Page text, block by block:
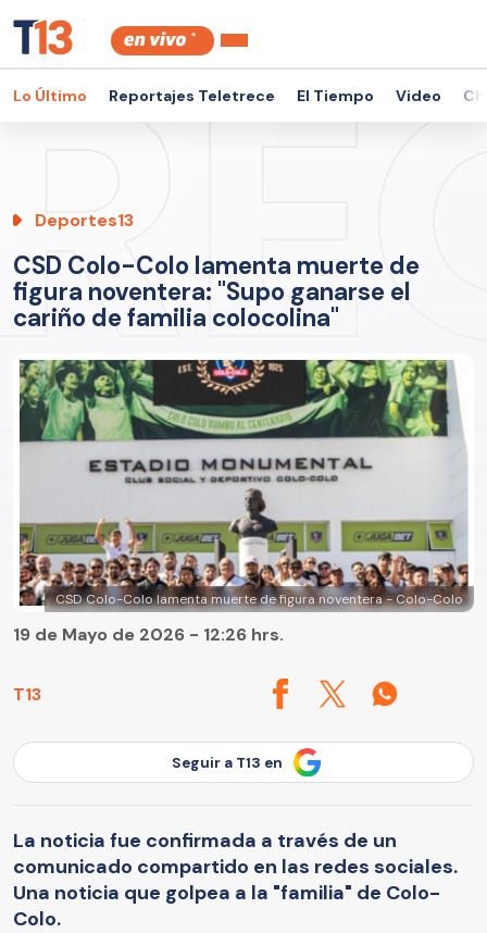
Lo Último Reportajes Teletrece El Tiempo Video
Deportes13
CSD Colo-Colo lamenta muerte de
figura noventera: "Supo ganarse el
cariño de familia colocolina"
CSD Colo-Colo lamenta muerte de figura noventera - Colo-Colo
T13
19 de Mayo de 2026 - 12:26 hrs.
Seguir a T13 en
La noticia fue confirmada a través de un
comunicado compartido en las redes sociales.
Una noticia que golpea a la "familia" de Colo-
Colo.